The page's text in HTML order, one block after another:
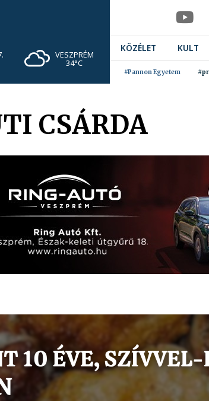
VESZPRÉM
34°C
KÖZÉLET KULT
#Pannon Egyetem
CSÁRDA